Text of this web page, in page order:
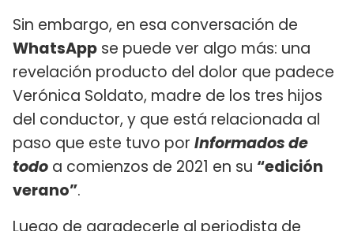
Sin embargo, en esa conversación de
WhatsApp se puede ver algo más: una
revelación producto del dolor que padece
Verónica Soldato, madre de los tres hijos
del conductor, y que está relacionada al
paso que este tuvo por Informados de
todo a comienzos de 2021 en su “edición
verano”.
Luego de agradecerle al periodista de